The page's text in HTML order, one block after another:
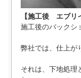
【施工後 エブリ
施工後のバックシ
弊社では、仕上が
それは、下地処理